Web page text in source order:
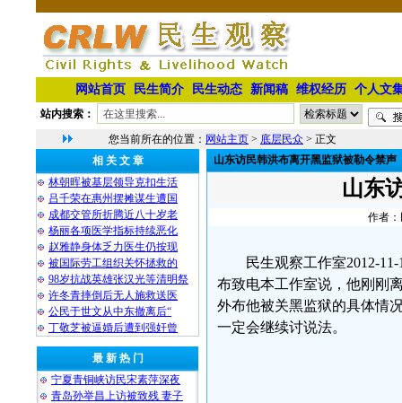
网站首页 民生简介 民生动态 新闻稿 维权经历 个人文
站内搜索：
您当前所在的位置： 网站主页 > 底层民众 > 正文
相 关 文 章
林朝晖被基层领导克扣生活
吕千荣在惠州摆摊谋生遭国
成都交管所折腾近八十岁老
杨丽各项医学指标持续恶化
赵雅静身体乏力医生仍按现
被国际劳工组织关怀拯救的
98岁抗战英雄张汉光等清明祭
许冬青摔倒后无人施救送医
公民于世文从中东撤离后“
丁敬芝被逼婚后遭到强奸曾
最 新 热 门
宁夏青铜峡访民宋素萍深夜
青岛孙举昌上访被致残 妻子
山东访民韩洪布离开黑监狱被勒令禁声
山东
作者：
民生观察工作室2012-
布致电本工作室说，他刚刚
外布他被关黑监狱的具体情
一定会继续讨说法。